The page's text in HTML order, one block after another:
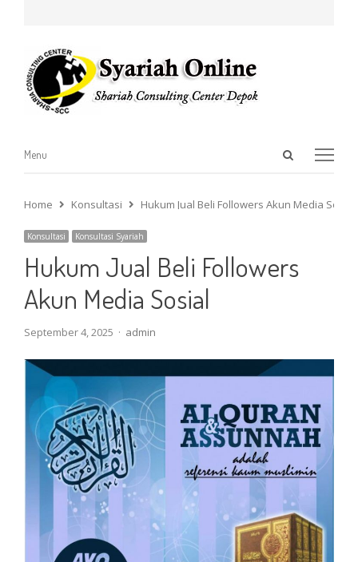
Open
Menu
Menu
Home Konsultasi Hukum Jual Beli Followers Akun Media Sosial
Konsultasi Konsultasi Syariah
Hukum Jual Beli Followers
Akun Media Sosial
September 4, 2025 Author
admin